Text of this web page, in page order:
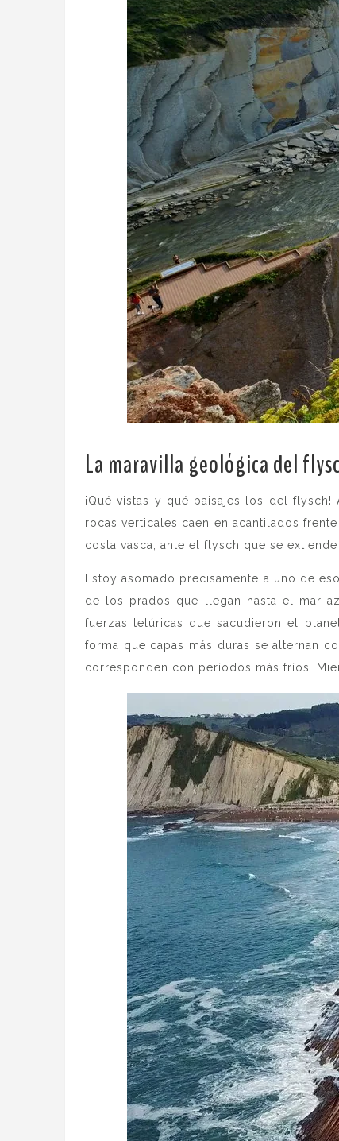
La maravilla geológica del
¡Qué vistas y qué paisajes los del
rocas verticales caen en acantilados
costa vasca, ante el flysch que se extiende
Estoy asomado precisamente a uno de
de los prados que llegan hasta el mar
fuerzas telúricas que sacudieron el
forma que capas más duras se alternan
corresponden con períodos más fríos.